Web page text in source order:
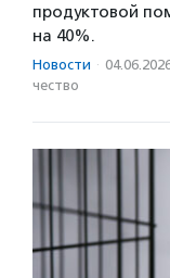
продуктовой
на 40%.
Новости ·
чест­во